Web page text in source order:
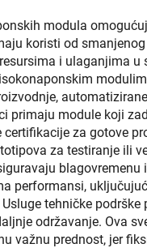
modula
koristi od
i ulaganjima
primaju module koji
za gotove
za testiranje ili
performansi,
tehničke
održavanje. Ova
važnu prednost, jer